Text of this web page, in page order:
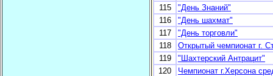
115
"День Знаний"
116
"День шахмат"
117
"День торговли"
118
Открытый чемпионат г.
119
"Шахтерский Антрацит"
120
Чемпионат г.Херсона